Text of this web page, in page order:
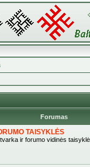
Forumas
TAISYKLĖS
ir forumo vidinės